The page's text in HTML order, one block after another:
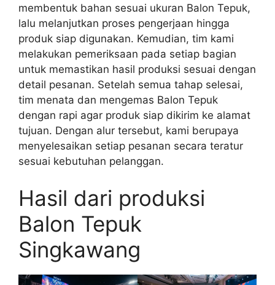
membentuk bahan sesuai ukuran Balon Tepuk,
lalu melanjutkan proses pengerjaan hingga
produk siap digunakan. Kemudian, tim kami
melakukan pemeriksaan pada setiap bagian
untuk memastikan hasil produksi sesuai dengan
detail pesanan. Setelah semua tahap selesai,
tim menata dan mengemas Balon Tepuk
dengan rapi agar produk siap dikirim ke alamat
tujuan. Dengan alur tersebut, kami berupaya
menyelesaikan setiap pesanan secara teratur
sesuai kebutuhan pelanggan.
Hasil dari produksi
Balon Tepuk
Singkawang